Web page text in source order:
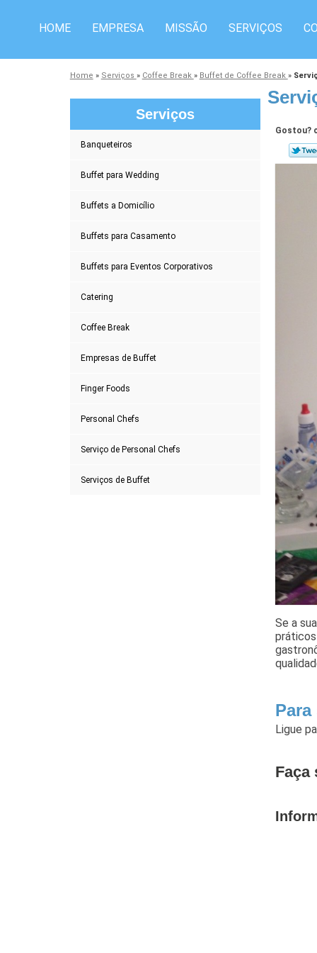
HOME EMPRESA MISSÃO SERVIÇOS
Home » Serviços » Coffee Break » Buffet de Coffee Break »
Serviços
Banqueteiros
Buffet para Wedding
Buffets a Domicílio
Buffets para Casamento
Buffets para Eventos Corporativos
Catering
Coffee Break
Empresas de Buffet
Finger Foods
Personal Chefs
Serviço de Personal Chefs
Serviços de Buffet
Gostou?
Se a
Ligue
Faça